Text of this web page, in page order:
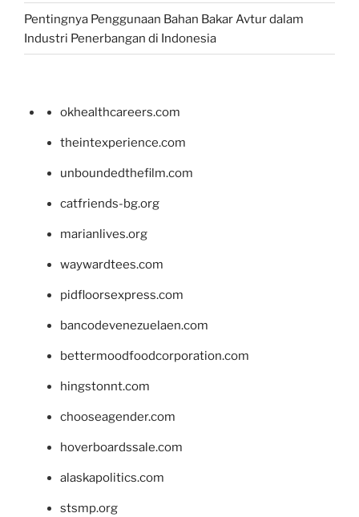
Pentingnya Penggunaan Bahan Bakar Avtur dalam
Industri Penerbangan di Indonesia
okhealthcareers.com
theintexperience.com
unboundedthefilm.com
catfriends-bg.org
marianlives.org
waywardtees.com
pidfloorsexpress.com
bancodevenezuelaen.com
bettermoodfoodcorporation.com
hingstonnt.com
chooseagender.com
hoverboardssale.com
alaskapolitics.com
stsmp.org